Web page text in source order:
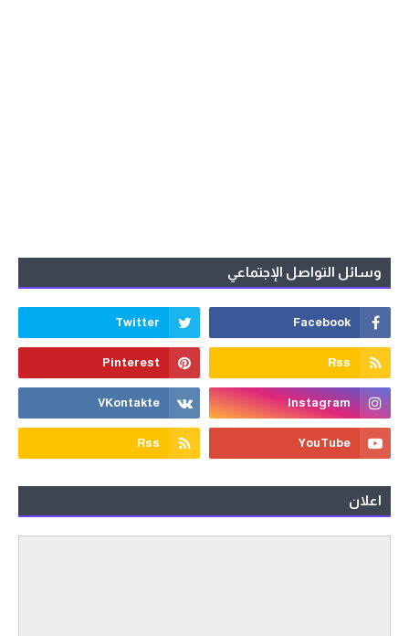
وسائل التواصل الإجتماعي
اعلان